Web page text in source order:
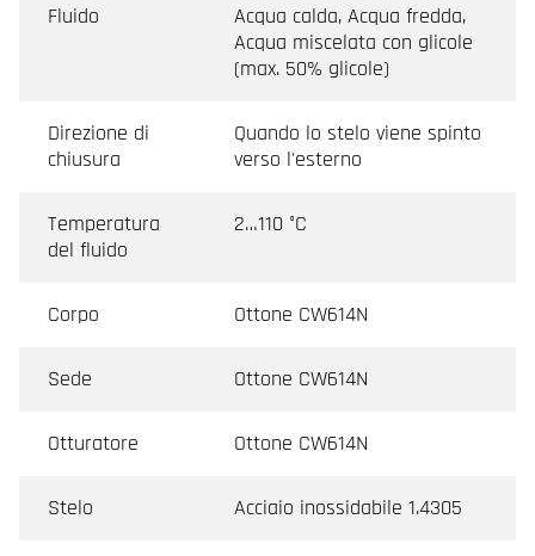
Fluido
Acqua calda, Acqua fredda,
Acqua miscelata con glicole
(max. 50% glicole)
Direzione di
chiusura
Quando lo stelo viene spinto
verso l'esterno
Temperatura
del fluido
2…110 °C
Corpo Ottone CW614N
Sede Ottone CW614N
Otturatore Ottone CW614N
Stelo Acciaio inossidabile 1.4305